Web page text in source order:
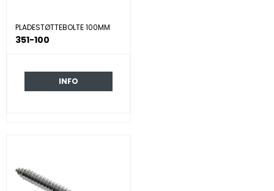
PLADESTØTTEBOLTE 100MM
351-100
INFO